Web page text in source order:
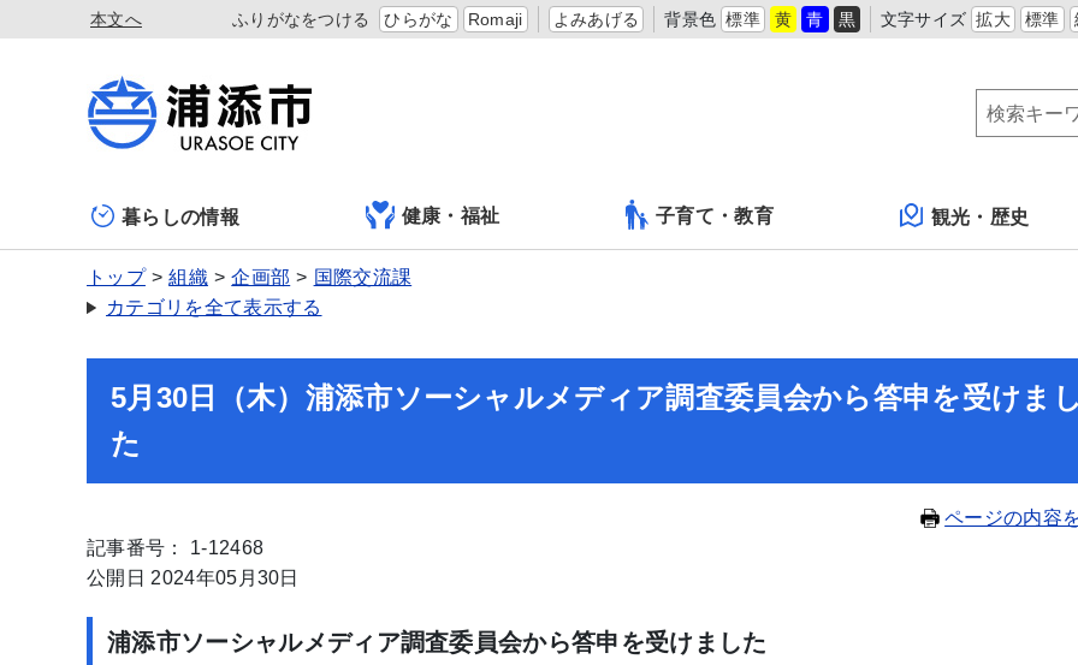
本文へ ふりがなをつける ひらがな Romaji よみあげる 背景色 標準 黄 青 黒 文字サイズ 拡大 標準
暮らしの情報 健康・福祉 子育て・教育 観光・歴史
トップ 組織 企画部
国際交流課
カテゴリを全て表示する
5月30日（木）浦添市ソーシャルメディア調査委員会から答申を受けま
た
ページの内容
記事番号： 1-12468
公開日 2024年05月30日
浦添市ソーシャルメディア調査委員会から答申を受けました